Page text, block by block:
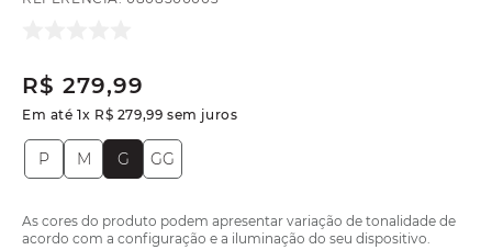
R$ 279,99
Em até1x R$ 279,99 sem juros
G GG
M
P
As cores do produto podem apresentar variação de tonalidade de
acordo com a configuração e a iluminação do seu dispositivo.